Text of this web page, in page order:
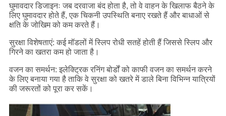
घुमावदार डिजाइनः जब दरवाजा बंद होता है, तो वे वाहन के खिलाफ बैठने के
लिए घुमावदार होते हैं, एक चिकनी उपस्थिति बनाए रखते हैं और बाधाओं से
क्षति के जोखिम को कम करते हैं।
सुरक्षा विशेषताएं: कई मॉडलों में स्लिप रोधी सतहें होती हैं जिससे स्लिप और
गिरने का खतरा कम हो जाता है।
वजन का समर्थन: इलेक्ट्रिक रनिंग बोर्डों को काफी वजन का समर्थन करने
के लिए बनाया गया है ताकि वे सुरक्षा को खतरे में डाले बिना विभिन्न यात्रियों
की जरूरतों को पूरा कर सकें।